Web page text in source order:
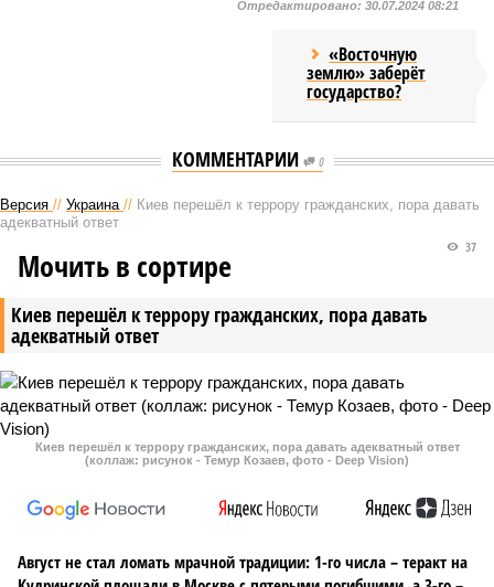
Отредактировано: 30.07.2024 08:21
«Восточную
землю» заберёт
государство?
КОММЕНТАРИИ 0
Версия // Украина // Киев перешёл к террору гражданских, пора давать
адекватный ответ
Киев перешёл к террору гражданских, пора давать
адекватный ответ
37
Мочить в сортире
Киев перешёл к террору гражданских, пора давать адекватный ответ
(коллаж: рисунок - Темур Козаев, фото - Deep Vision)
Август не стал ломать мрачной традиции: 1-го числа – теракт на